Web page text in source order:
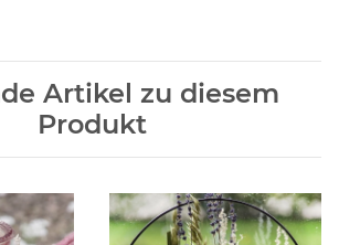
Artikel zu diesem
Produkt